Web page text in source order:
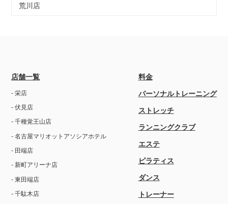
荒川店
店舗一覧
- 栄店
- 伏見店
- 千種覚王山店
- 名古屋マリオットアソシアホテル
- 田端店
- 新町アリーナ店
- 東田端店
- 千駄木店
料金
パーソナルトレーニング
ストレッチ
ランニングクラブ
エステ
ピラティス
ダンス
トレーナー